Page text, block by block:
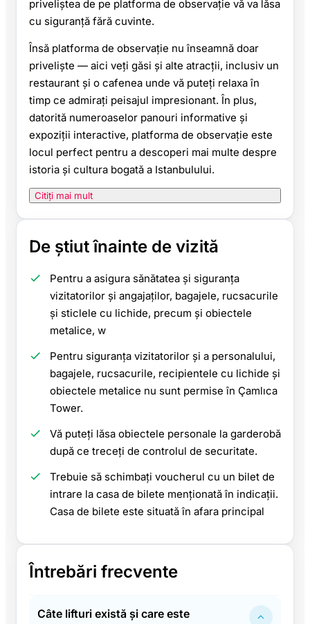
priveliștea de pe platforma de observație vă va lăsa
cu siguranță fără cuvinte.
Însă platforma de observație nu înseamnă doar
priveliște — aici veți găsi și alte atracții, inclusiv un
restaurant și o cafenea unde vă puteți relaxa în
timp ce admirați peisajul impresionant. În plus,
datorită numeroaselor panouri informative și
expoziții interactive, platforma de observație este
locul perfect pentru a descoperi mai multe despre
istoria și cultura bogată a Istanbulului.
Citiți mai mult
De știut înainte de vizită
Pentru a asigura sănătatea și siguranța
vizitatorilor și angajaților, bagajele, rucsacurile
și sticlele cu lichide, precum și obiectele
metalice, w
Pentru siguranța vizitatorilor și a personalului,
bagajele, rucsacurile, recipientele cu lichide și
obiectele metalice nu sunt permise în Çamlıca
Tower.
Vă puteți lăsa obiectele personale la garderobă
după ce treceți de controlul de securitate.
Trebuie să schimbați voucherul cu un bilet de
intrare la casa de bilete menționată în indicații.
Casa de bilete este situată în afara principal
Întrebări frecvente
Câte lifturi există și care este